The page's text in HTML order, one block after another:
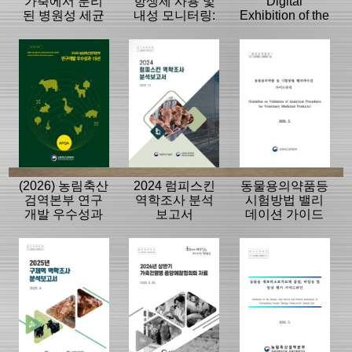
된 병원성 세균
모니터링 결과
내성 모니터링:
Exhibition of the
APQA
(2026) 농림축산
검역본부 연구
개발 우수성과
2024 럼피스킨
역학조사 분석
보고서
동물용의약품등
시험방법 밸리
데이션 가이드